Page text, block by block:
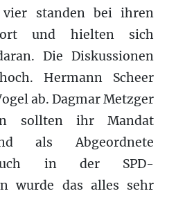
vier standen bei ihren
und hielten sich
Die Diskussionen
Hermann Scheer
ab. Dagmar Metzger
sollten ihr Mandat
als Abgeordnete
in der SPD-
wurde das alles sehr